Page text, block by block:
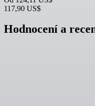
117,90 US$
Hodnocení a